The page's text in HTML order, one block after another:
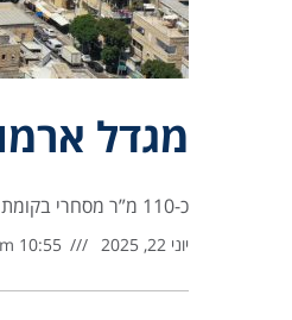
מגדל
כ-110 מ”ר מסחרי בקומת הכניסה כ- 85 מ”ר משרדים פרטים נוספים בטל’: *9488.
יוני 22, 2025 10:55 am